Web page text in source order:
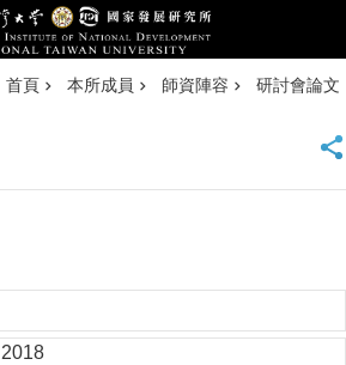
首頁 本所成員 師資陣容 研討會論文
2018